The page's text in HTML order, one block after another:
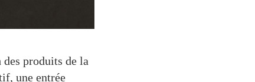
des produits de la
une entrée